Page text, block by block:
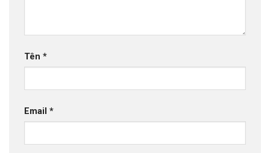
Tên *
Email *